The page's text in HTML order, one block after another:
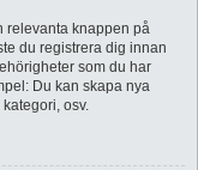
relevanta knappen på
du registrera dig innan
som du har
Du kan skapa nya
osv.